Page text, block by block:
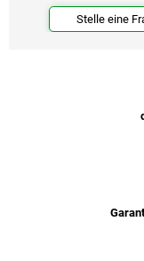
Stelle eine